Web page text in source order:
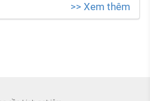
>> Xem thêm